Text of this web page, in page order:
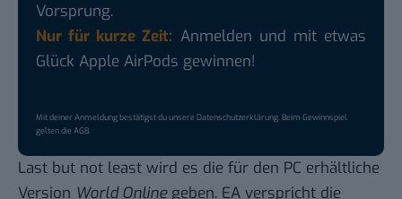
Vorsprung.
Nur für kurze Zeit: Anmelden und mit etwas
Glück Apple AirPods gewinnen!
Mit deiner Anmeldung bestätigst du unsereDatenschutzerklärung. Beim Gewinnspiel
gelten dieAGB.
Last but not least wird es die für den PC erhältliche
Version World Onlinegeben. EA verspricht die